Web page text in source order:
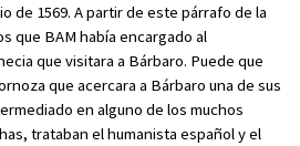
de 1569. A partir de este párrafo de la
que BAM había encargado al
que visitara a Bárbaro. Puede que
que acercara a Bárbaro una de sus
en alguno de los muchos
trataban el humanista español y el